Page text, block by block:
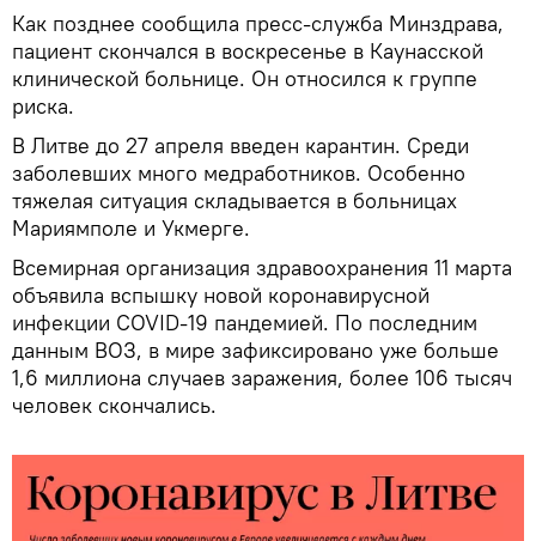
Как позднее сообщила пресс-служба Минздрава,
пациент скончался в воскресенье в Каунасской
клинической больнице. Он относился к группе
риска.
В Литве до 27 апреля введен карантин. Среди
заболевших много медработников. Особенно
тяжелая ситуация складывается в больницах
Мариямполе и Укмерге.
Всемирная организация здравоохранения 11 марта
объявила вспышку новой коронавирусной
инфекции COVID-19 пандемией. По последним
данным ВОЗ, в мире зафиксировано уже больше
1,6 миллиона случаев заражения, более 106 тысяч
человек скончались.